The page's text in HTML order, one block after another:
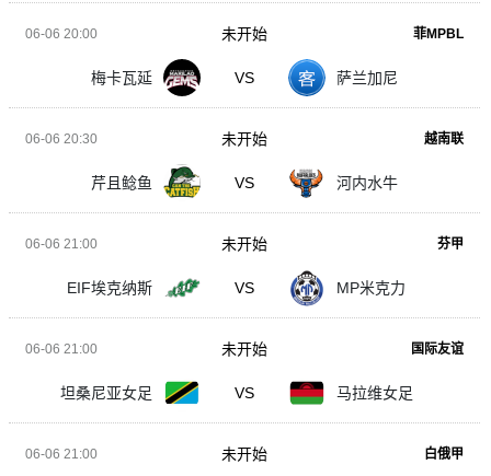
06-06 20:00 菲MPBL
梅卡瓦延 VS 萨兰加尼
未开始
06-06 20:30 越南联
芹且鲶鱼 VS 河内水牛
未开始
06-06 21:00 芬甲
EIF埃克纳斯 VS MP米克力
未开始
06-06 21:00 国际友谊
坦桑尼亚女足 VS 马拉维女足
未开始
06-06 21:00 白俄甲
未开始